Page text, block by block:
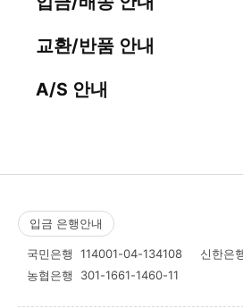
교환/반품 안내
A/S 안내
입금 은행안내
국민은행 114001-04-134108 신한은
농협은행 301-1661-1460-11